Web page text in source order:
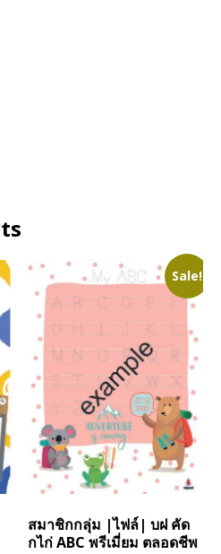
Sale!
สมาชิกกลุ่ม |ไฟล์| บฝ คัด
กไก่ ABC พรีเมี่ยม ตลอดชีพ